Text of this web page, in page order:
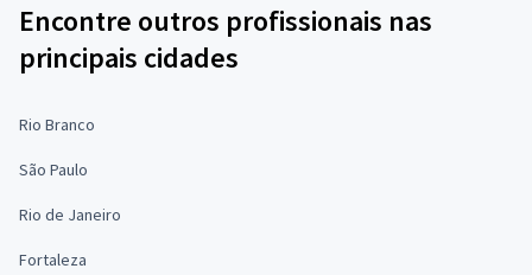
Encontre outros profissionais nas
principais cidades
Rio Branco
São Paulo
Rio de Janeiro
Fortaleza